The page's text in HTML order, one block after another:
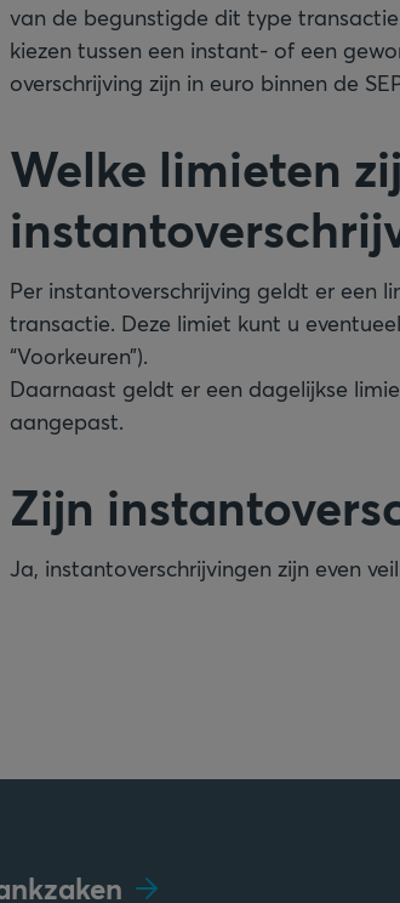
van de begunstigde dit type
kiezen tussen een instant- of een
overschrijving zijn in euro binnen de
Welke limieten
Per instantoverschrijving geldt er een
transactie. Deze limiet kunt u
“Voorkeuren”).
Daarnaast geldt er een dagelijkse
aangepast.
Zijn
Ja, instantoverschrijvingen zijn even